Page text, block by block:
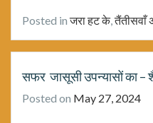
Posted inजरा हट के,तैंतीसवाँ
सफर जासूसी उपन्यासों का –
Posted on May 27, 2024